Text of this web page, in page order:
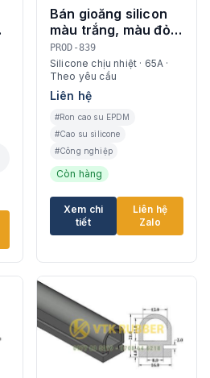
Bán gioăng silicon
màu trắng, màu đỏ,
vàng chữ D ở Hà
Nam
PROD-839
Silicone chịu nhiệt · 65A ·
Theo yêu cầu
Liên hệ
#Ron cao su EPDM
#Cao su silicone
#Công nghiệp
Còn hàng
Xem chi
tiết
Liên hệ
Zalo